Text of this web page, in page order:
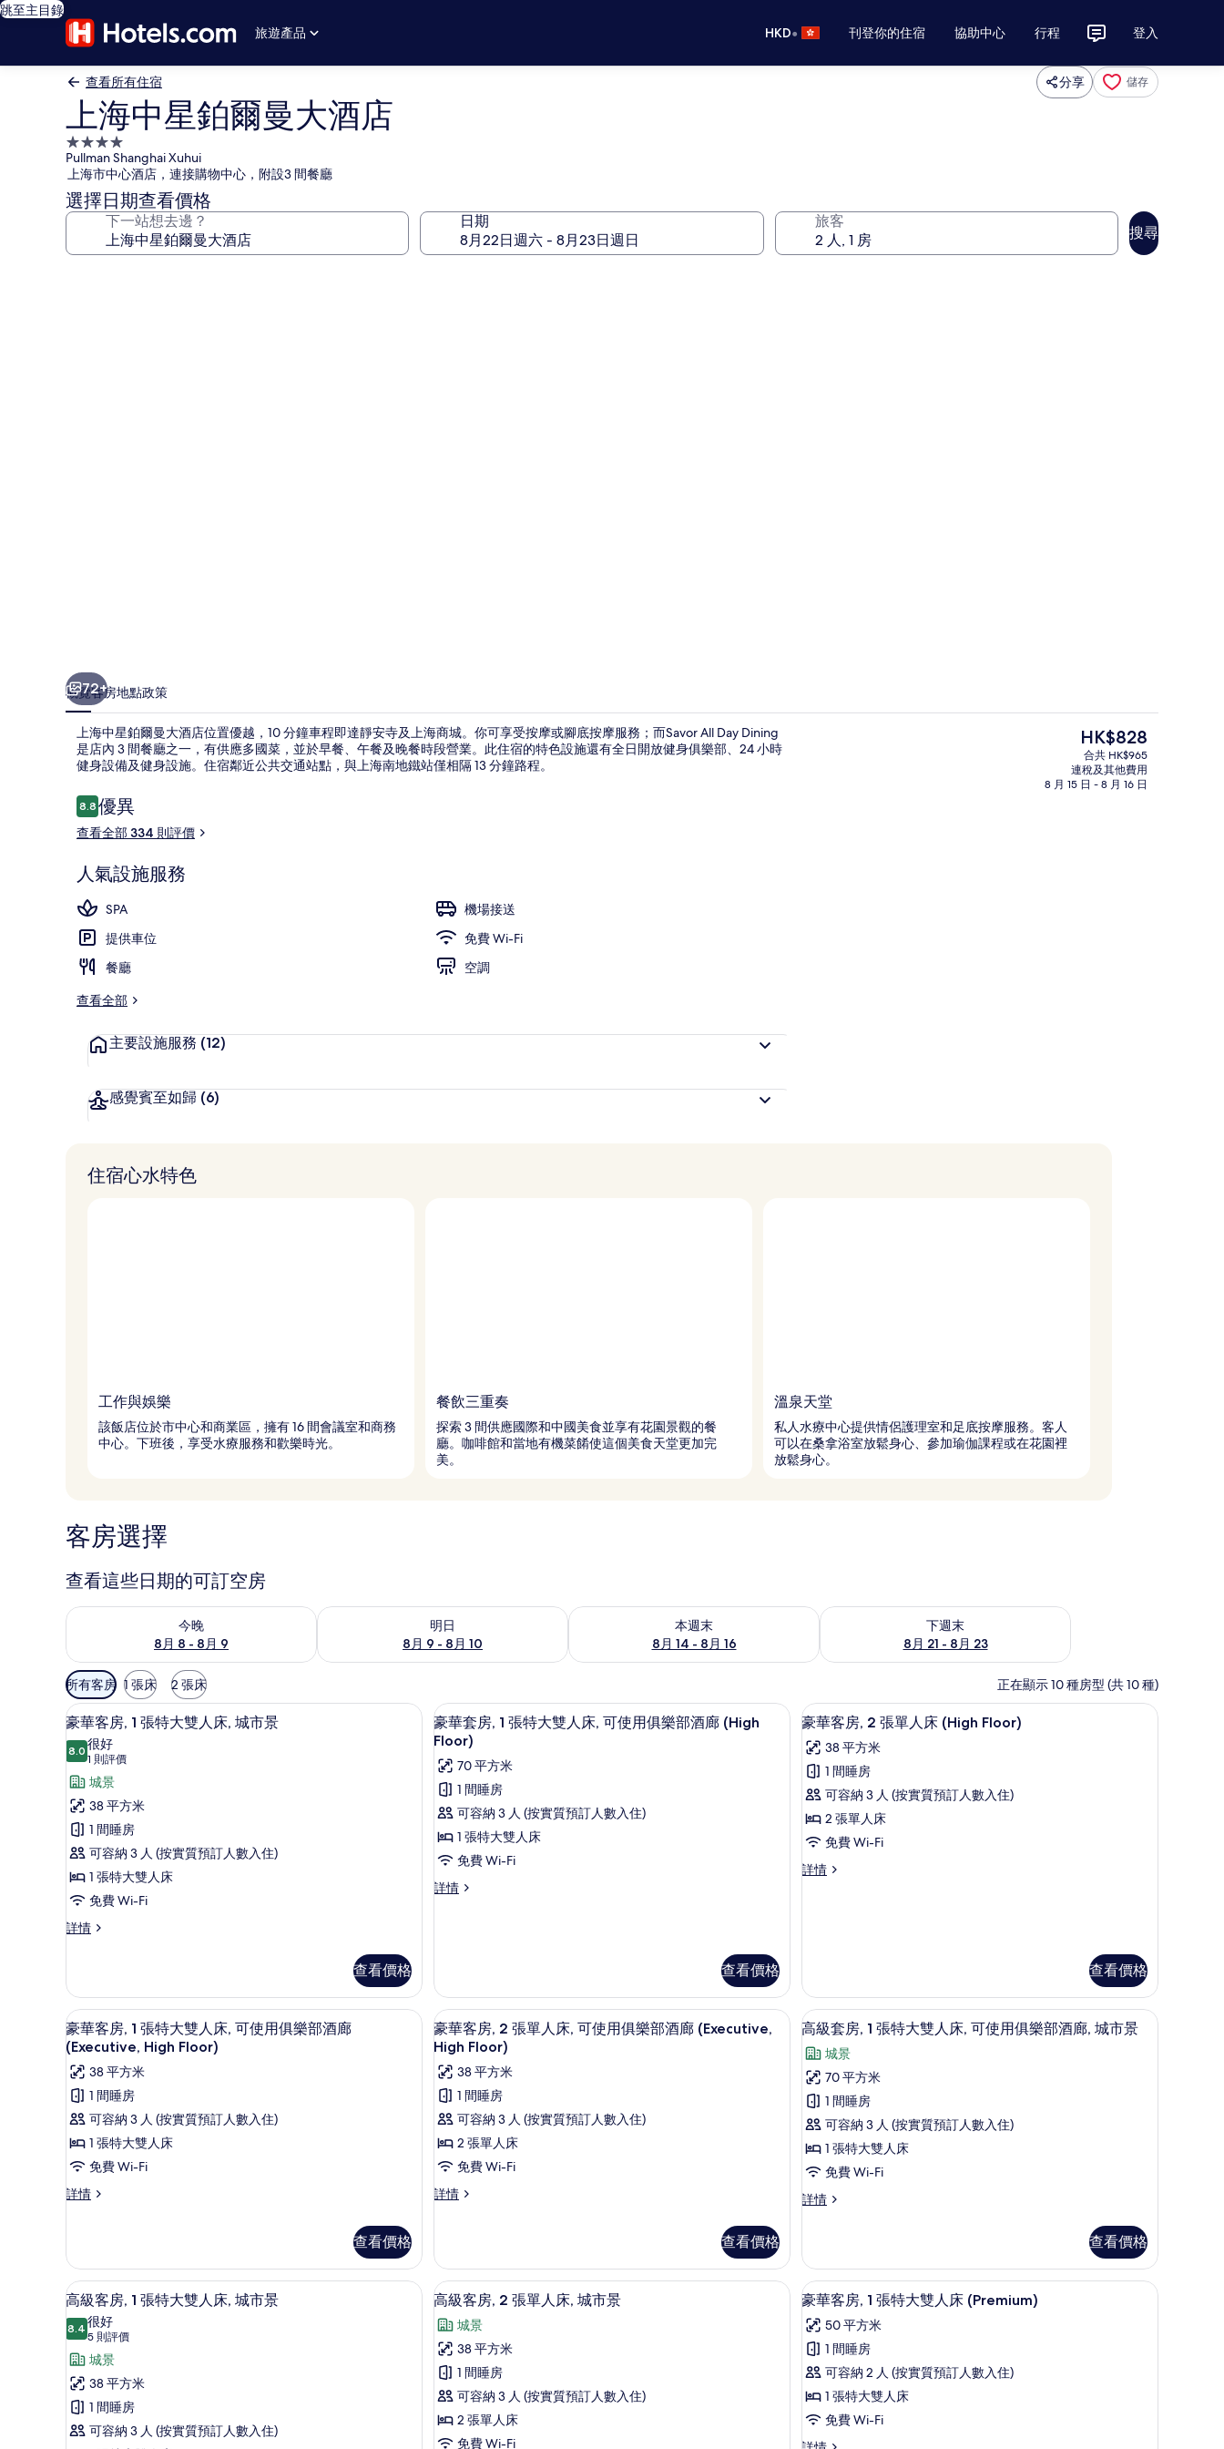
跳至主目錄
旅遊產品
HKD• 刊登你的住宿 協助中心 行程 登入
查看所有住宿 分享 儲存
上海中星鉑爾曼大酒店
4.0
星
級
住
宿
Pullman Shanghai Xuhui
上海市中心酒店，連接購物中心，附設3 間餐廳
選擇日期查看價格
下一站想去邊？ 日期 旅客
搜尋
葡萄酒酒吧、園景、天天營業
72+
概覽客房地點政策
上海中星鉑爾曼大酒店位置優越，10 分鐘車程即達靜安寺及上海商城。你可享受按摩或腳底按摩服務；而Savor All Day Dining
是店內 3 間餐廳之一，有供應多國菜，並於早餐、午餐及晚餐時段營業。此住宿的特色設施還有全日開放健身俱樂部、24 小時
健身設備及健身設施。住宿鄰近公共交通站點，與上海南地鐵站僅相隔 13 分鐘路程。
評
價
8.88.8 分，滿分 10 分，
優異
查看全部 334 則評價
人氣設施服務
SPA
機場接送
提供車位
免費 Wi-Fi
餐廳
空調
查看全部
主要設施服務 (12)
感覺賓至如歸 (6)
現
價
HK$828
HK$828
合共 HK$965
連稅及其他費用
8 月 15 日 - 8 月 16 日
住宿心水特色
工作與娛樂
該飯店位於市中心和商業區，擁有 16 間會議室和商務
中心。下班後，享受水療服務和歡樂時光。
餐飲三重奏
探索 3 間供應國際和中國美食並享有花園景觀的餐
廳。咖啡館和當地有機菜餚使這個美食天堂更加完
美。
溫泉天堂
私人水療中心提供情侶護理室和足底按摩服務。客人
可以在桑拿浴室放鬆身心、參加瑜伽課程或在花園裡
放鬆身心。
客房選擇
查看這些日期的可訂空房
今晚
8月 8 - 8月 9
查看今晚 8月 8 - 8月 9的可訂空房
明日
8月 9 - 8月 10
查看明日 8月 9 - 8月 10的可訂空房
本週末
8月 14 - 8月 16
查看本週末 8月 14 - 8月 16的可訂空房
下週末
8月 21 - 8月 23
查看下週末 8月 21 - 8月 23的可訂空房
可
用
嘅
客
房
篩
選
條
件
所有客房 1 張床 2 張床 正在顯示 10 種房型 (共 10 種)
載
入
所
有
豪
華
客
房,
1
張
雙
人
床,
城
市
景
的
相
片
迷你吧、房內夾萬、書桌、手提電腦工作空間
7
豪華客房, 1 張特大雙人床, 城市景
8.08.0 分，滿分 10 分
很好
1 則評價
(1
則
評
價)
城景
38 平方米
1 間睡房
可容納 3 人 (按實質預訂人數入住)
1 張特大雙人床
免費 Wi-Fi
詳情
豪
1
張
特
大
雙
人
床,
城
市
景
情
查看價格
載
入
所
有
豪
華
套
房,
雙
人
床,
可
使
用
俱
樂
部
(High
Floor)
的
相
片
迷你吧、房內夾萬、書桌、手提電腦工作空間
5
豪華套房, 1 張特大雙人床, 可使用俱樂部酒廊 (High
Floor)
70 平方米
1 間睡房
可容納 3 人 (按實質預訂人數入住)
1 張特大雙人床
免費 Wi-Fi
詳情
豪
特
大
雙
人
床,
可
使
用
俱
部
酒
(High
查看價格
載
入
所
有
豪
華
房,
床
(High
Floor)
的
相
片
迷你吧、房內夾萬、書桌、手提電腦工作空間
5
豪華客房, 2 張單人床 (High Floor)
38 平方米
1 間睡房
可容納 3 人 (按實質預訂人數入住)
2 張單人床
免費 Wi-Fi
詳情
豪
人
床
(High
Floor)
詳
情
查看價格
載
入
所
有
豪
華
客
房,
特
大
雙
人
床,
可
使
用
俱
豪華客房, 1 張特大雙人床, 可使用俱樂部酒廊 (Executive, High Floor) | 迷你吧、房內夾萬、書桌、手提電腦工作空間
8
豪華客房, 1 張特大雙人床, 可使用俱樂部酒廊
(Executive, High Floor)
38 平方米
1 間睡房
可容納 3 人 (按實質預訂人數入住)
1 張特大雙人床
免費 Wi-Fi
詳情
豪
1
特
大
雙
人
床,
可
使
用
俱
樂
查看價格
載
入
所
有
豪
華
客
房,
單
人
床,
可
使
用
俱
樂
部
迷你吧、房內夾萬、書桌、手提電腦工作空間
6
豪華客房, 2 張單人床, 可使用俱樂部酒廊 (Executive,
High Floor)
38 平方米
1 間睡房
可容納 3 人 (按實質預訂人數入住)
2 張單人床
免費 Wi-Fi
詳情
豪
2
單
人
床,
可
使
用
俱
樂
部
酒
查看價格
載
入
所
有
高
級
套
1
特
大
雙
人
床,
可
使
用
俱
迷你吧、房內夾萬、書桌、手提電腦工作空間
9
高級套房, 1 張特大雙人床, 可使用俱樂部酒廊, 城市景
城景
70 平方米
1 間睡房
可容納 3 人 (按實質預訂人數入住)
1 張特大雙人床
免費 Wi-Fi
詳情
高
1
張
特
雙
人
床,
可
使
用
俱
樂
查看價格
載
入
所
有
高
級
客
高級客房, 1 張特大雙人床, 城市景 | 迷你吧、房內夾萬、書桌、手提電腦工作空間
5
高級客房, 1 張特大雙人床, 城市景
8.48.4 分，滿分 10 分
很好
5 則評價
(5
則
評
價)
城景
38 平方米
1 間睡房
可容納 3 人 (按實質預訂人數入住)
載
入
所
有
高
級
客
迷你吧、房內夾萬、書桌、手提電腦工作空間
5
高級客房, 2 張單人床, 城市景
城景
38 平方米
1 間睡房
可容納 3 人 (按實質預訂人數入住)
2 張單人床
免費 Wi-Fi
載
入
所
有
豪
華
迷你吧、房內夾萬、書桌、手提電腦工作空間
6
豪華客房, 1 張特大雙人床 (Premium)
50 平方米
1 間睡房
可容納 2 人 (按實質預訂人數入住)
1 張特大雙人床
免費 Wi-Fi